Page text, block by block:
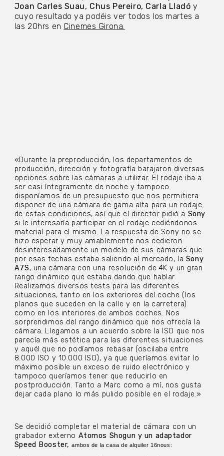
Joan Carles Suau, Chus Pereiro, Carla Lladó y
cuyo resultado ya podéis ver todos los martes a
las 20hrs en Cinemes Girona.
«Durante la preproducción, los departamentos de
producción, dirección y fotografía barajaron diversas
opciones sobre las cámaras a utilizar. El rodaje iba a
ser casi íntegramente de noche y tampoco
disponíamos de un presupuesto que nos permitiera
disponer de una cámara de gama alta para un rodaje
de estas condiciones, así que el director pidió a Sony
si le interesaría participar en el rodaje cediéndonos
material para el mismo. La respuesta de Sony no se
hizo esperar y muy amablemente nos cedieron
desinteresadamente un modelo de sus cámaras que
por esas fechas estaba saliendo al mercado, la Sony
A7S, una cámara con una resolución de 4K y un gran
rango dinámico que estaba dando que hablar.
Realizamos diversos tests para las diferentes
situaciones, tanto en los exteriores del coche (los
planos que suceden en la calle y en la carretera)
como en los interiores de ambos coches. Nos
sorprendimos del rango dinámico que nos ofrecía la
cámara. Llegamos a un acuerdo sobre la ISO que nos
parecía más estética para las diferentes situaciones
y aquél que no podíamos rebasar (oscilaba entre
8.000 ISO y 10.000 ISO), ya que queríamos evitar lo
máximo posible un exceso de ruido electrónico y
tampoco queríamos tener que reducirlo en
postproducción. Tanto a Marc como a mí, nos gusta
dejar cada plano lo más pulido posible en el rodaje.»
Se decidió completar el material de cámara con un
grabador externo Atomos Shogun y un adaptador
Speed Booster,ambos de la casa de alquiler 16nous: